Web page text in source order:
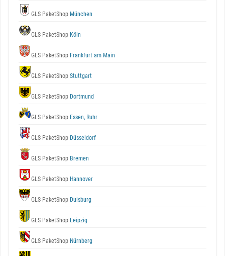
GLS PaketShop München
GLS PaketShop Köln
GLS PaketShop Frankfurt am Main
GLS PaketShop Stuttgart
GLS PaketShop Dortmund
GLS PaketShop Essen, Ruhr
GLS PaketShop Düsseldorf
GLS PaketShop Bremen
GLS PaketShop Hannover
GLS PaketShop Duisburg
GLS PaketShop Leipzig
GLS PaketShop Nürnberg